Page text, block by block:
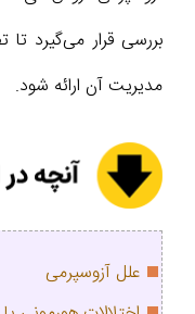
بررسی قرار می‌گیرد
مدیریت آن ارائه شود.
علل آزوسپرمی